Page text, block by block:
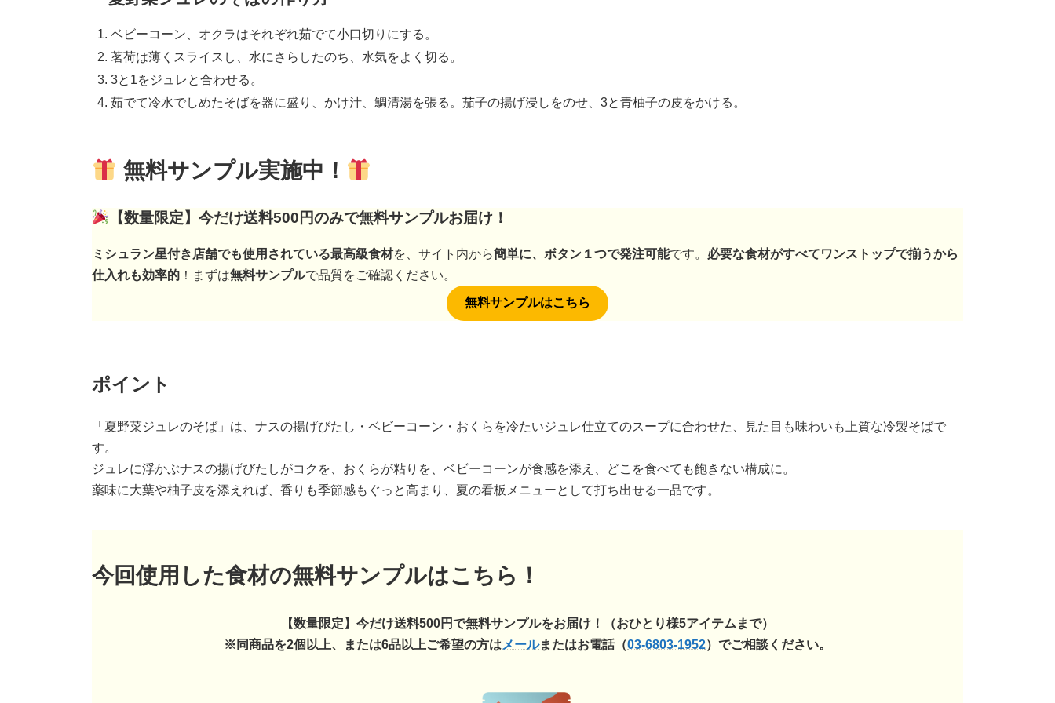
ベビーコーン、オクラはそれぞれ茹でて小口切りにする。
茗荷は薄くスライスし、水にさらしたのち、水気をよく切る。
3と1をジュレと合わせる。
茹でて冷水でしめたそばを器に盛り、かけ汁、鯛清湯を張る。茄子の揚げ浸しをのせ、3と青柚子の皮をかける。
無料サンプル実施中！
【数量限定】今だけ送料500円のみで無料サンプルお届け！
ミシュラン星付き店舗でも使用されている最高級食材を、サイト内から簡単に、ボタン１つで発注可能です。 必要な食材がすべてワンストップで揃うから
仕入れも効率的 ！まずは無料サンプルで品質をご確認ください。
無料サンプルはこちら
ポイント
「夏野菜ジュレのそば」は、ナスの揚げびたし・ベビーコーン・おくらを冷たいジュレ仕立てのスープに合わせた、見た目も味わいも上質な冷製そばで
す。
ジュレに浮かぶナスの揚げびたしがコクを、おくらが粘りを、ベビーコーンが食感を添え、どこを食べても飽きない構成に。
薬味に大葉や柚子皮を添えれば、香りも季節感もぐっと高まり、夏の看板メニューとして打ち出せる一品です。
今回使用した食材の無料サンプルはこちら！
【数量限定】今だけ送料500円で無料サンプルをお届け！
（おひとり様5アイテムまで）
※同商品を2個以上、または6品以上ご希望の方はメールまたはお電話（03-6803-1952）でご相談ください。